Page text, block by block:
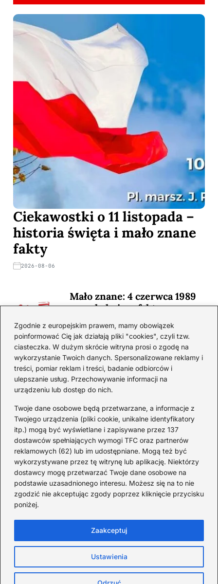
Zgodnie z europejskim prawem, mamy obowiązek
poinformować Cię jak działają pliki "cookies", czyli tzw.
ciasteczka. W dużym skrócie witryna prosi o zgodę na
wykorzystanie Twoich danych. Spersonalizowane reklamy i
treści, pomiar reklam i treści, badanie odbiorców i
ulepszanie usług. Przechowywanie informacji na
urządzeniu lub dostęp do nich.
Twoje dane osobowe będą przetwarzane, a informacje z
Twojego urządzenia (pliki cookie, unikalne identyfikatory
itp.) mogą być wyświetlane i zapisywane przez 137
dostawców spełniających wymogi TFC oraz partnerów
reklamowych (62) lub im udostępniane. Mogą też być
wykorzystywane przez tę witrynę lub aplikację. Niektórzy
dostawcy mogę przetwarzać Twoje dane osobowe na
podstawie uzasadnionego interesu. Możesz się na to nie
zgodzić nie akceptując zgody poprzez kliknięcie przycisku
poniżej.
Ustawienia
Zaakceptuj
Ciekawostki o 11 listopada –
historia święta i mało znane
fakty
2026-08-06
Mało znane: 4 czerwca 1989
— zaskakujące fakty
2026-08-03
Ciekawostki o 1. wojnie
światowej — mało znane
fakty i historie
2026-08-02
Zaskakujące ciekawostki o
Krzysztofie Kolumbie
2026-07-20
Mało znane ciekawostki o
Wisławie Szymborskiej
2026-07-16
Zaskakujące ciekawostki o
2026-07-15
Copyright © TOPDycha.
Strona główna Polityka Cookies Prywatność Kontakt